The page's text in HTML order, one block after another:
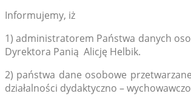
Informujemy, iż
1) administratorem Państwa danych
Dyrektora Panią Alicję Helbik.
2) państwa dane osobowe
działalności dydaktyczno –